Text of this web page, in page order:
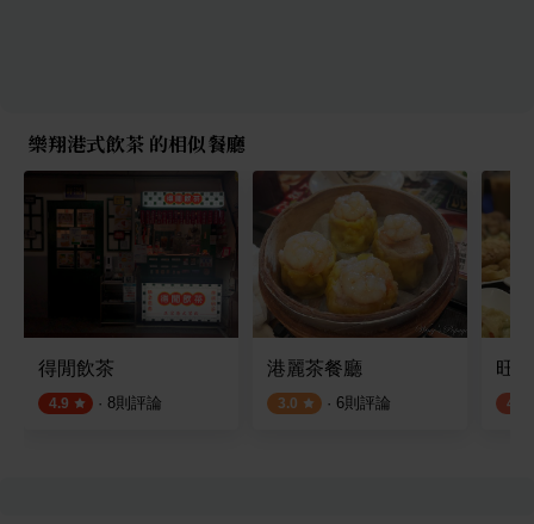
樂翔港式飲茶 的相似餐廳
得閒飲茶
4.9 · 8則評論
港麗茶餐廳
3.0 · 6則評論
旺
4.3